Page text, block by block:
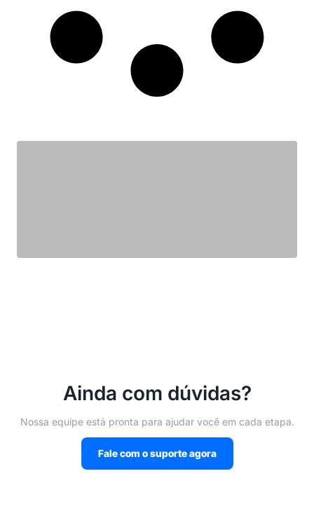
Ainda com dúvidas?
Nossa equipe está pronta para ajudar você em cada etapa.
Fale com o suporte agora